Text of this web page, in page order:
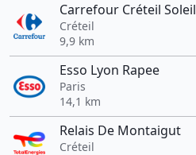
Carrefour Créteil Soleil
Créteil
9,9 km
Esso Lyon Rapee
Paris
14,1 km
Relais De Montaigut
Créteil